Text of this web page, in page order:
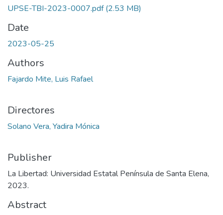
UPSE-TBI-2023-0007.pdf(2.53 MB)
Date
2023-05-25
Authors
Fajardo Mite, Luis Rafael
Directores
Solano Vera, Yadira Mónica
Publisher
La Libertad: Universidad Estatal Península de Santa Elena,
2023.
Abstract